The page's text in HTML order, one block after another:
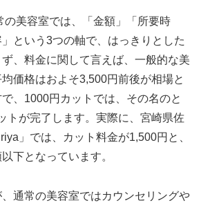
の美容室では、「金額」「所要時
という3つの軸で、はっきりとした
、料金に関して言えば、一般的な美
価格はおよそ3,500円前後が相場と
、1000円カットでは、その名のと
トが完了します。実際に、宮崎県佐
」では、カット料金が1,500円と、
下となっています。
通常の美容室ではカウンセリングや